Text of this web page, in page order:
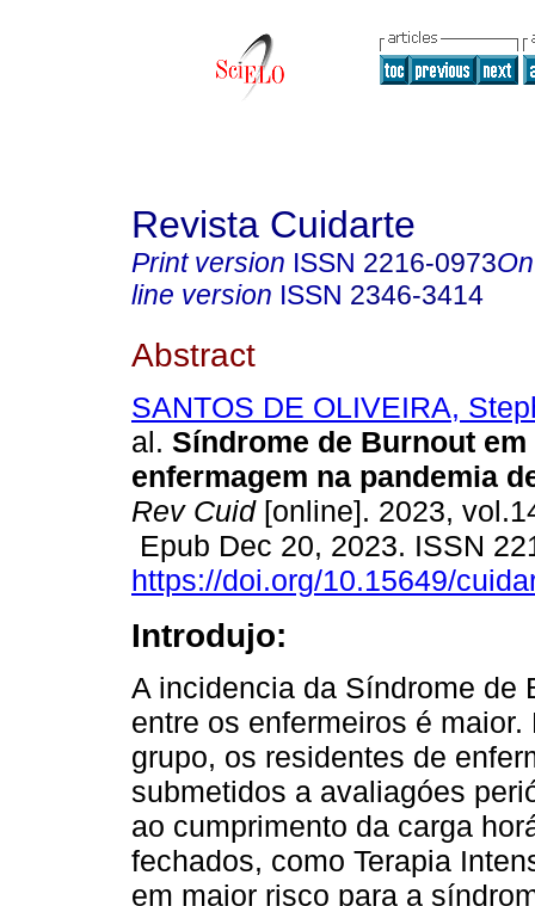
Revista Cuidarte
Print version ISSN 2216-0973
line version ISSN 2346-3414
Abstract
SANTOS DE OLIVEIRA,
al. Síndrome de Burnout
enfermagem na pandemia
Rev Cuid[online]. 2023,
Epub Dec 20, 2023. ISSN
https://doi.org/10.15649/
Introdujo:
A incidencia da Síndrome de
entre os enfermeiros é maior.
grupo, os residentes de
submetidos a avaliagóes
ao cumprimento da carga
fechados, como Terapia
em maior risco para a